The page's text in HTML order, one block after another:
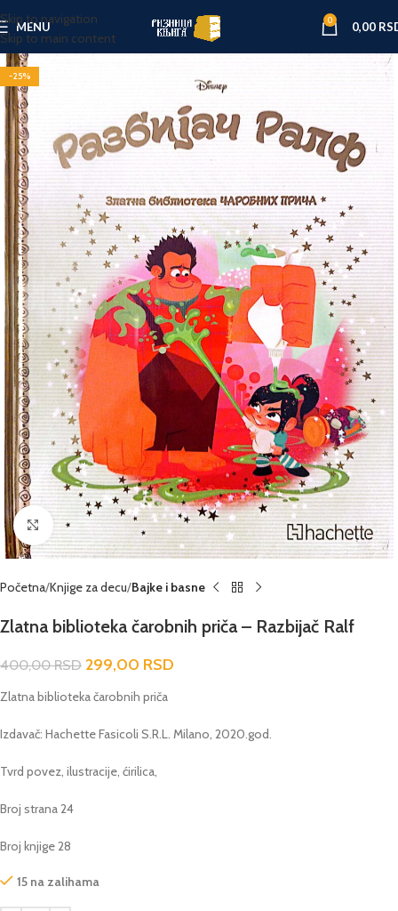
Skip to navigation
Skip to main content
MENU 0 0,00
-25%
Click to enlarge
Početna Knjige za decu Bajke i basne
Zlatna biblioteka čarobnih priča – Razbijač Ralf
400,00RSD 299,00 RSD
Zlatna biblioteka čarobnih priča
Izdavač: Hachette Fasicoli S.R.L. Milano, 2020.god.
Tvrd povez, ilustracije, ćirilica,
Broj strana 24
Broj knjige 28
15 na zalihama